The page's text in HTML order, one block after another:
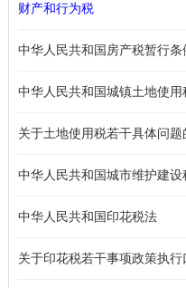
财产和行为税
中华人民共和国房产税暂行条
中华人民共和国城镇土地使用
关于土地使用税若干具体问
中华人民共和国城市维护建设
中华人民共和国印花税法
关于印花税若干事项政策执行